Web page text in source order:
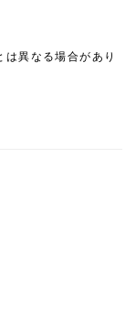
異なる場合があり